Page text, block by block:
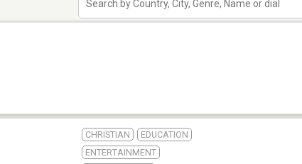
CHRISTIAN
EDUCATION
ENTERTAINMENT